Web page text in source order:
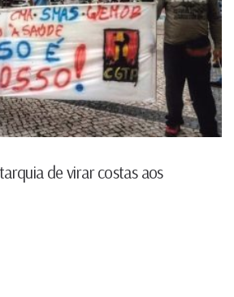
de virar costas aos